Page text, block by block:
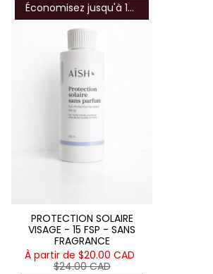
Économisez jusqu'à 16%
PROTECTION SOLAIRE
VISAGE - 15 FSP - SANS
FRAGRANCE
À partir de $20.00 CAD
$24.00 CAD